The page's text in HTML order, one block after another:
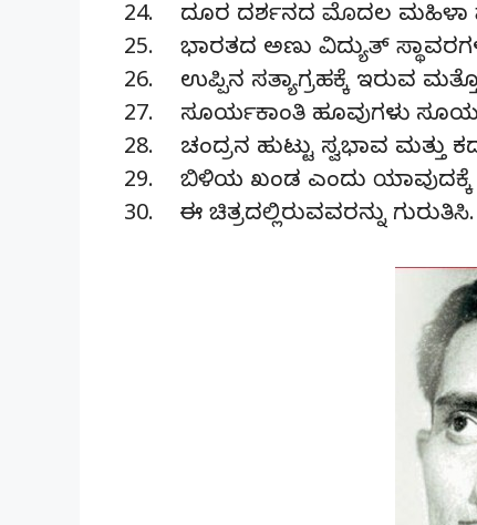
24. ದೂರ ದರ್ಶನದ ಮೊದಲ ಮಹಿಳಾ
25. ಭಾರತದ ಅಣು ವಿದ್ಯುತ್
26. ಉಪ್ಪಿನ ಸತ್ಯಾಗ್ರಹಕ್ಕೆ ಇರುವ
27. ಸೂರ್ಯಕಾಂತಿ ಹೂವುಗಳು
28. ಚಂದ್ರನ ಹುಟ್ಟು ಸ್ವಭಾವ ಮತ್ತು
29. ಬಿಳಿಯ ಖಂಡ ಎಂದು ಯಾವುದಕ್ಕೆ
30. ಈ ಚಿತ್ರದಲ್ಲಿರುವವರನ್ನು ಗುರುತಿಸಿ.